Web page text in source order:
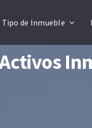
Tipo de Inmueble